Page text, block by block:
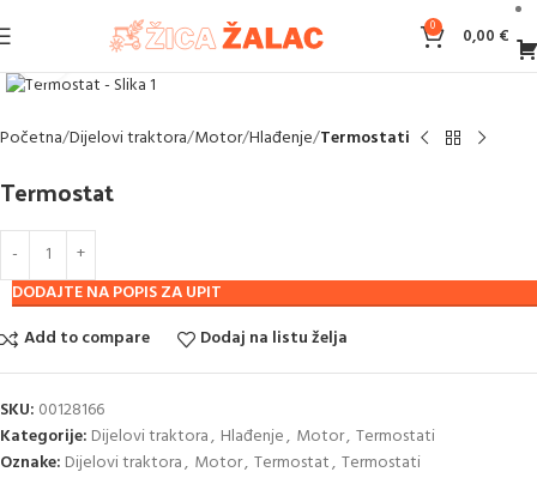
0 0,00 €
Klikni za povećanje
Početna Dijelovi traktora Motor Hlađenje Termostati
Termostat
DODAJTE NA POPIS ZA UPIT
Add to compare
Dodaj na listu želja
SKU: 00128166
Kategorije: Dijelovi traktora, Hlađenje, Motor, Termostati
Oznake: Dijelovi traktora, Motor, Termostat, Termostati